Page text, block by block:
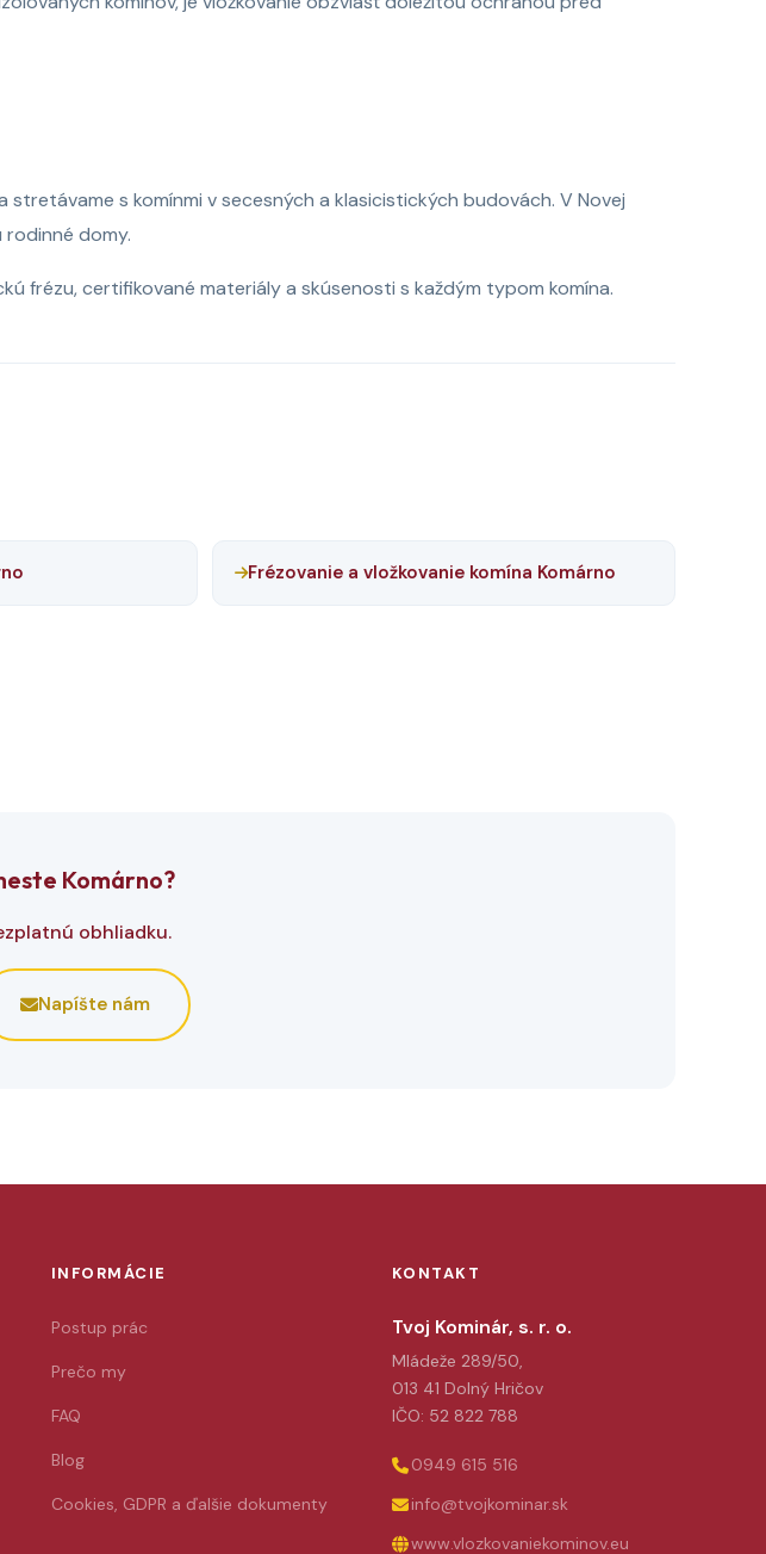
s komínmi v secesných a klasicistických budovách. V Novej
rodinné domy.
frézu, certifikované materiály a skúsenosti s každým typom komína.
Frézovanie a vložkovanie komína Komárno
Komárno?
obhliadku.
Napíšte nám
INFORMÁCIE
Postup prác
Prečo my
FAQ
Blog
Cookies, GDPR a ďalšie dokumenty
KONTAKT
Tvoj Kominár, s. r. o.
Mládeže 289/50,
013 41 Dolný Hričov
IČO: 52 822 788
0949 615 516
info@tvojkominar.sk
www.vlozkovaniekominov.eu